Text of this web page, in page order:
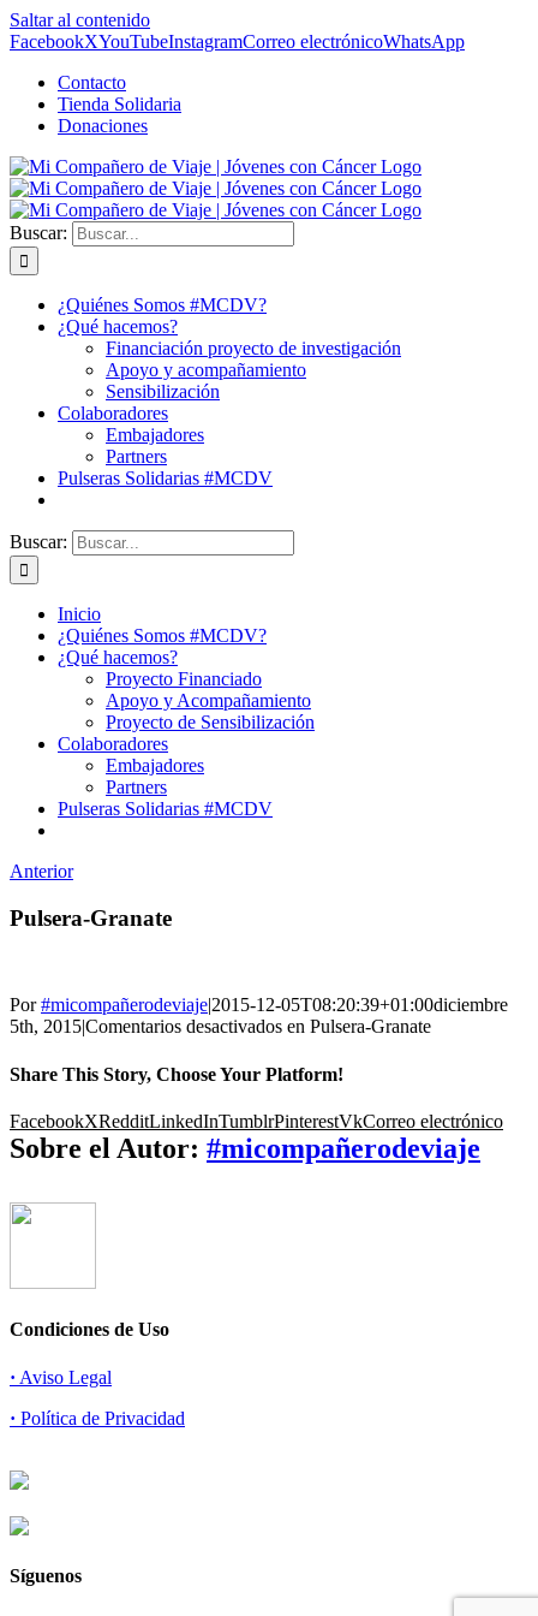
Saltar al contenido
FacebookXYouTubeInstagramCorreo electrónicoWhatsApp
Contacto
Tienda Solidaria
Donaciones
Buscar:
¿Quiénes Somos #MCDV?
¿Qué hacemos?
Financiación proyecto de investigación
Apoyo y acompañamiento
Sensibilización
Colaboradores
Embajadores
Partners
Pulseras Solidarias #MCDV
Buscar:
Inicio
¿Quiénes Somos #MCDV?
¿Qué hacemos?
Proyecto Financiado
Apoyo y Acompañamiento
Proyecto de Sensibilización
Colaboradores
Embajadores
Partners
Pulseras Solidarias #MCDV
Anterior
Pulsera-Granate
Por#micompañerodeviaje|2015-12-05T08:20:39+01:00diciembre
5th, 2015|Comentarios desactivados en Pulsera-Granate
Share This Story, Choose Your Platform!
FacebookXRedditLinkedInTumblrPinterestVkCorreo electrónico
Sobre el Autor: #micompañerodeviaje
Condiciones de Uso
· Aviso Legal
· Política de Privacidad
Síguenos